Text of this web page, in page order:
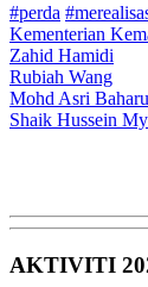
#perda
Kementerian
Zahid Hamidi
Rubiah Wang
Mohd Asri
Shaik Hussein
AKTIVITI